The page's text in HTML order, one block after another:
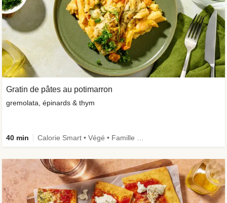
Gratin de pâtes au potimarron
gremolata, épinards & thym
40 min